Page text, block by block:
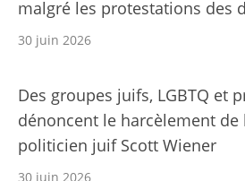
malgré les protestations des
30 juin 2026
Des groupes juifs, LGBTQ et
dénoncent le harcèlement
politicien juif Scott Wiener
30 juin 2026